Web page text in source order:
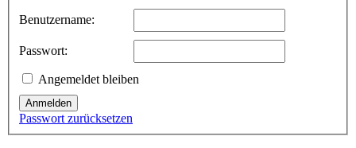
Benutzername:
Passwort:
Angemeldet bleiben
Anmelden
Passwort zurücksetzen